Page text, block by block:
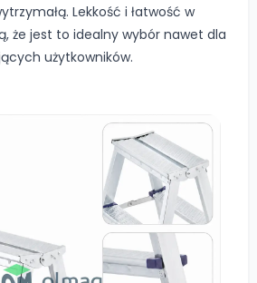
Lekkość i łatwość w
że jest to idealny wybór nawet dla
użytkowników.